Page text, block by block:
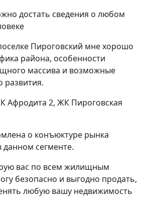
достать сведения о любом
Пироговский мне хорошо
района, особенности
массива и возможные
развития.
Афродита 2, ЖК Пироговская
о конъюктуре рынка
сегменте.
вас по всем жилищным
безопасно и выгодно продать,
любую вашу недвижимость